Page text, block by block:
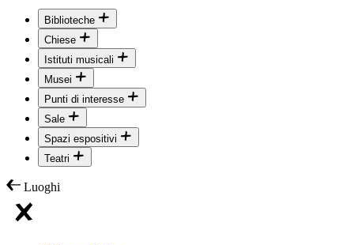
Biblioteche
Chiese
Istituti musicali
Musei
Punti di interesse
Sale
Spazi espositivi
Teatri
Luoghi